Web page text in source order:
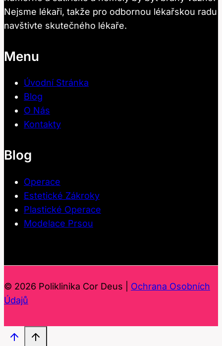
Nejsme lékaři, takže pro odbornou lékařskou radu
navštivte skutečného lékaře.
Menu
Úvodní Stránka
Blog
O Nás
Kontakty
Blog
Operace
Estetické Zákroky
Plastické Operace
Modelace Prsou
© 2026 Poliklinika Cor Deus | Ochrana Osobních
Údajů